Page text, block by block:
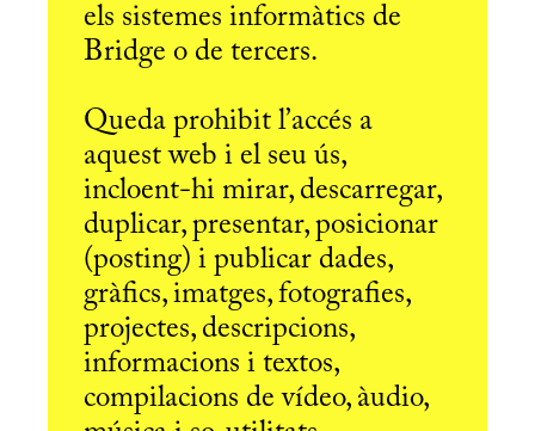
els sistemes informàtics de
Bridge o de tercers.
Queda prohibit l’accés a
aquest web i el seu ús,
incloent-hi mirar, descarregar,
duplicar, presentar, posicionar
(posting) i publicar dades,
gràfics, imatges, fotografies,
projectes, descripcions,
informacions i textos,
compilacions de vídeo, àudio,